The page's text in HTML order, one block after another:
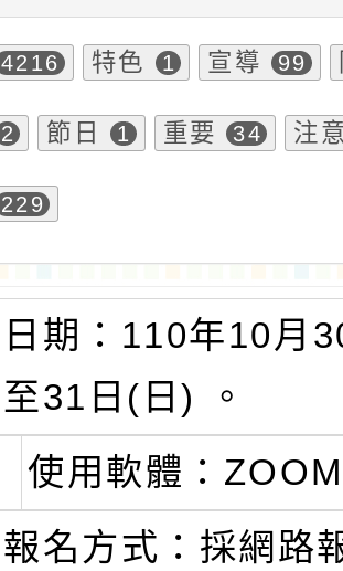
4216 特色 1 宣導 99
2 節日 1 重要 34 注
229
日期：110年10月
至31日(日) 。
使用軟體：
報名方式：採網路